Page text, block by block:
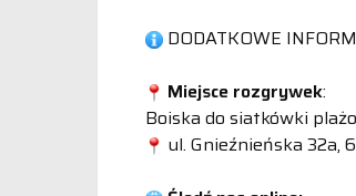
DODATKOWE
Miejsce rozgrywek:
Boiska do siatkówki
ul. Gnieźnieńska 32a,